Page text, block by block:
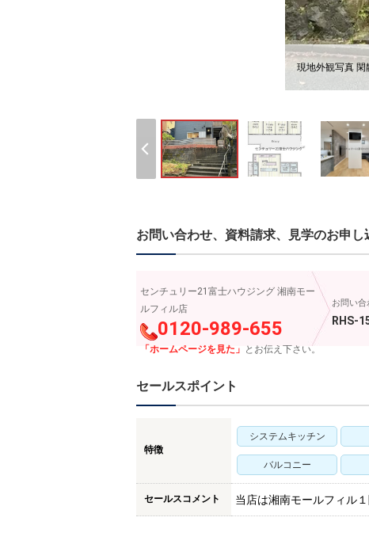
現地外観写真 閑
お問い合わせ、資料請求、見学のお申し
センチュリー21富士ハウジング 湘南モー
ルフィル店
0120-989-655
「ホームページを見た」 とお伝え下さい。
お問い
RHS-
セールスポイント
特徴
システムキッチン
バルコニー
セールスコメント 当店は湘南モールフィル